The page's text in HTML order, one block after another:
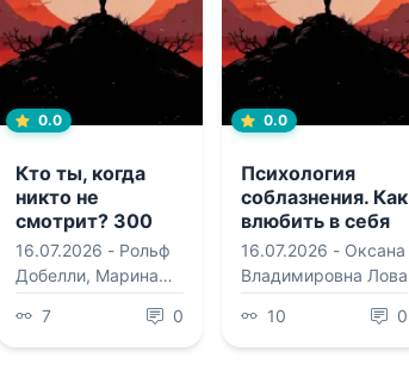
0.0
Кто ты, когда
никто не
смотрит? 300
неудобных
вопросов для
честного
разговора с
16.07.2026 - Рольф
Добелли, Марина
Клюшина
7 0
0.0
Психология
соблазнения. Как
влюбить в себя
мужчину?
16.07.2026 - Оксана
Владимировна Лова
10
0